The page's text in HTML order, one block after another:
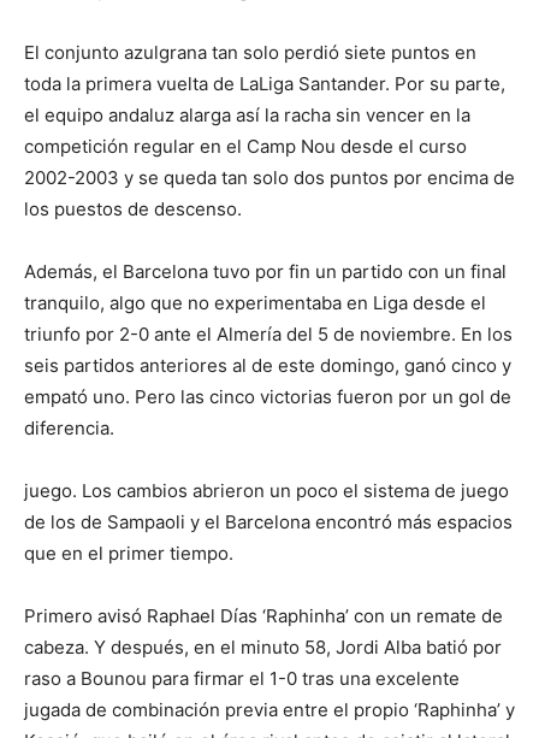
El conjunto azulgrana tan solo perdió siete puntos en
toda la primera vuelta de LaLiga Santander. Por su parte,
el equipo andaluz alarga así la racha sin vencer en la
competición regular en el Camp Nou desde el curso
2002-2003 y se queda tan solo dos puntos por encima de
los puestos de descenso.
Además, el Barcelona tuvo por fin un partido con un final
tranquilo, algo que no experimentaba en Liga desde el
triunfo por 2-0 ante el Almería del 5 de noviembre. En los
seis partidos anteriores al de este domingo, ganó cinco y
empató uno. Pero las cinco victorias fueron por un gol de
diferencia.
juego. Los cambios abrieron un poco el sistema de juego
de los de Sampaoli y el Barcelona encontró más espacios
que en el primer tiempo.
Primero avisó Raphael Días ‘Raphinha’ con un remate de
cabeza. Y después, en el minuto 58, Jordi Alba batió por
raso a Bounou para firmar el 1-0 tras una excelente
jugada de combinación previa entre el propio ‘Raphinha’ y